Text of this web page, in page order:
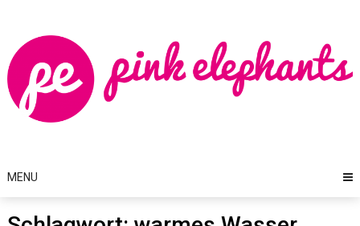
content
MENU